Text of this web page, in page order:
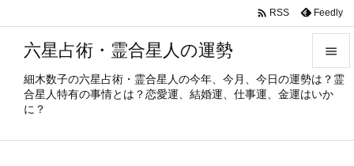
六星占術・霊合星人の運勢
細木数子の六星占術・霊合星人の今年、今月、今日の運勢は？霊
合星人特有の事情とは？恋愛運、結婚運、仕事運、金運はいか
に？


メニュ
サイド
 RSS Feedly